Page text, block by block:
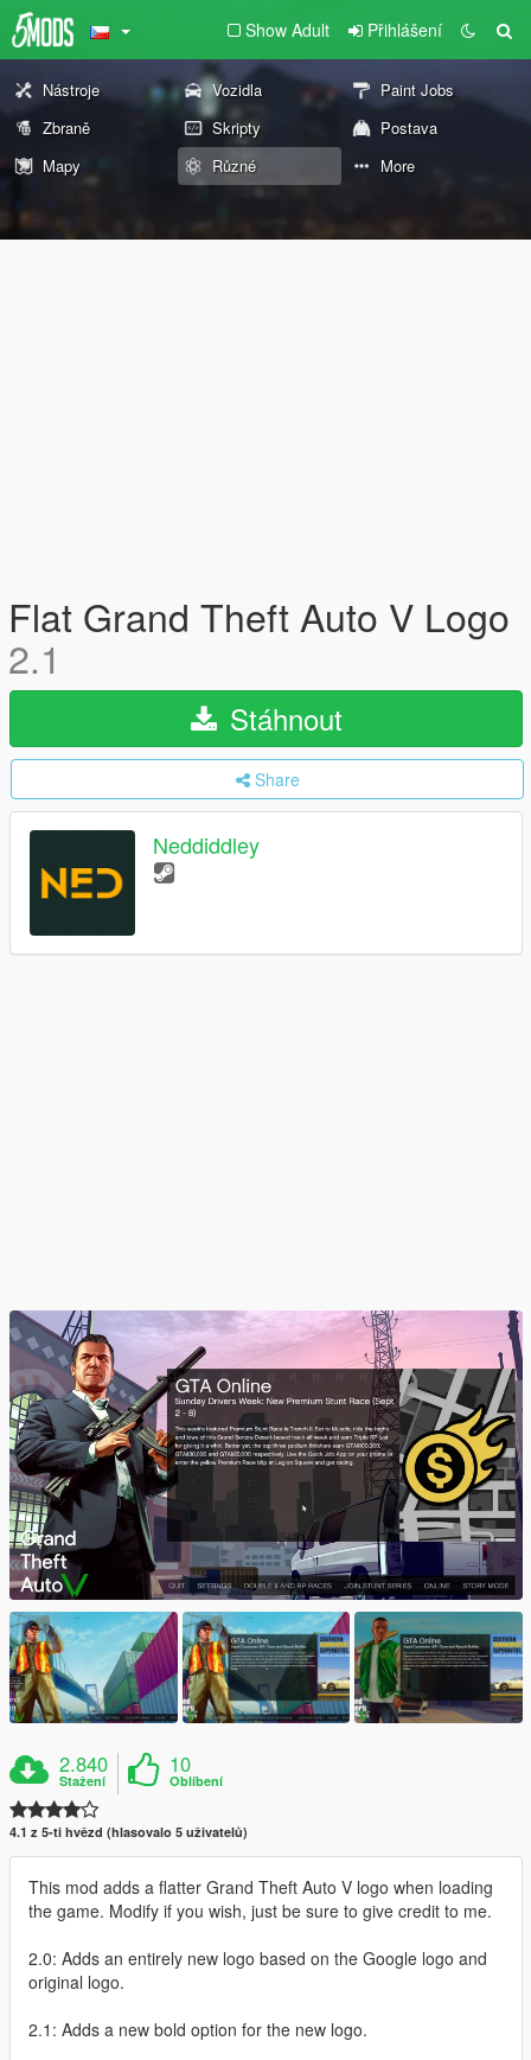
Show Adult Přihlášení
Nástroje Vozidla
Paint Jobs
Zbraně
Skripty
Postava
Mapy
Různé More
Flat Grand Theft Auto V Logo
2.1
Stáhnout
Share
Neddiddley
2.840
Stažení
10
Oblíbení
4.1 z 5-ti hvězd (hlasovalo 5 uživatelů)
This mod adds a flatter Grand Theft Auto V logo when loading
the game. Modify if you wish, just be sure to give credit to me.
2.0: Adds an entirely new logo based on the Google logo and
original logo.
2.1: Adds a new bold option for the new logo.